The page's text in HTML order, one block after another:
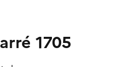
1705